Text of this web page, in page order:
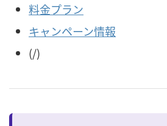
料金プラン
キャンペーン情報
(/)